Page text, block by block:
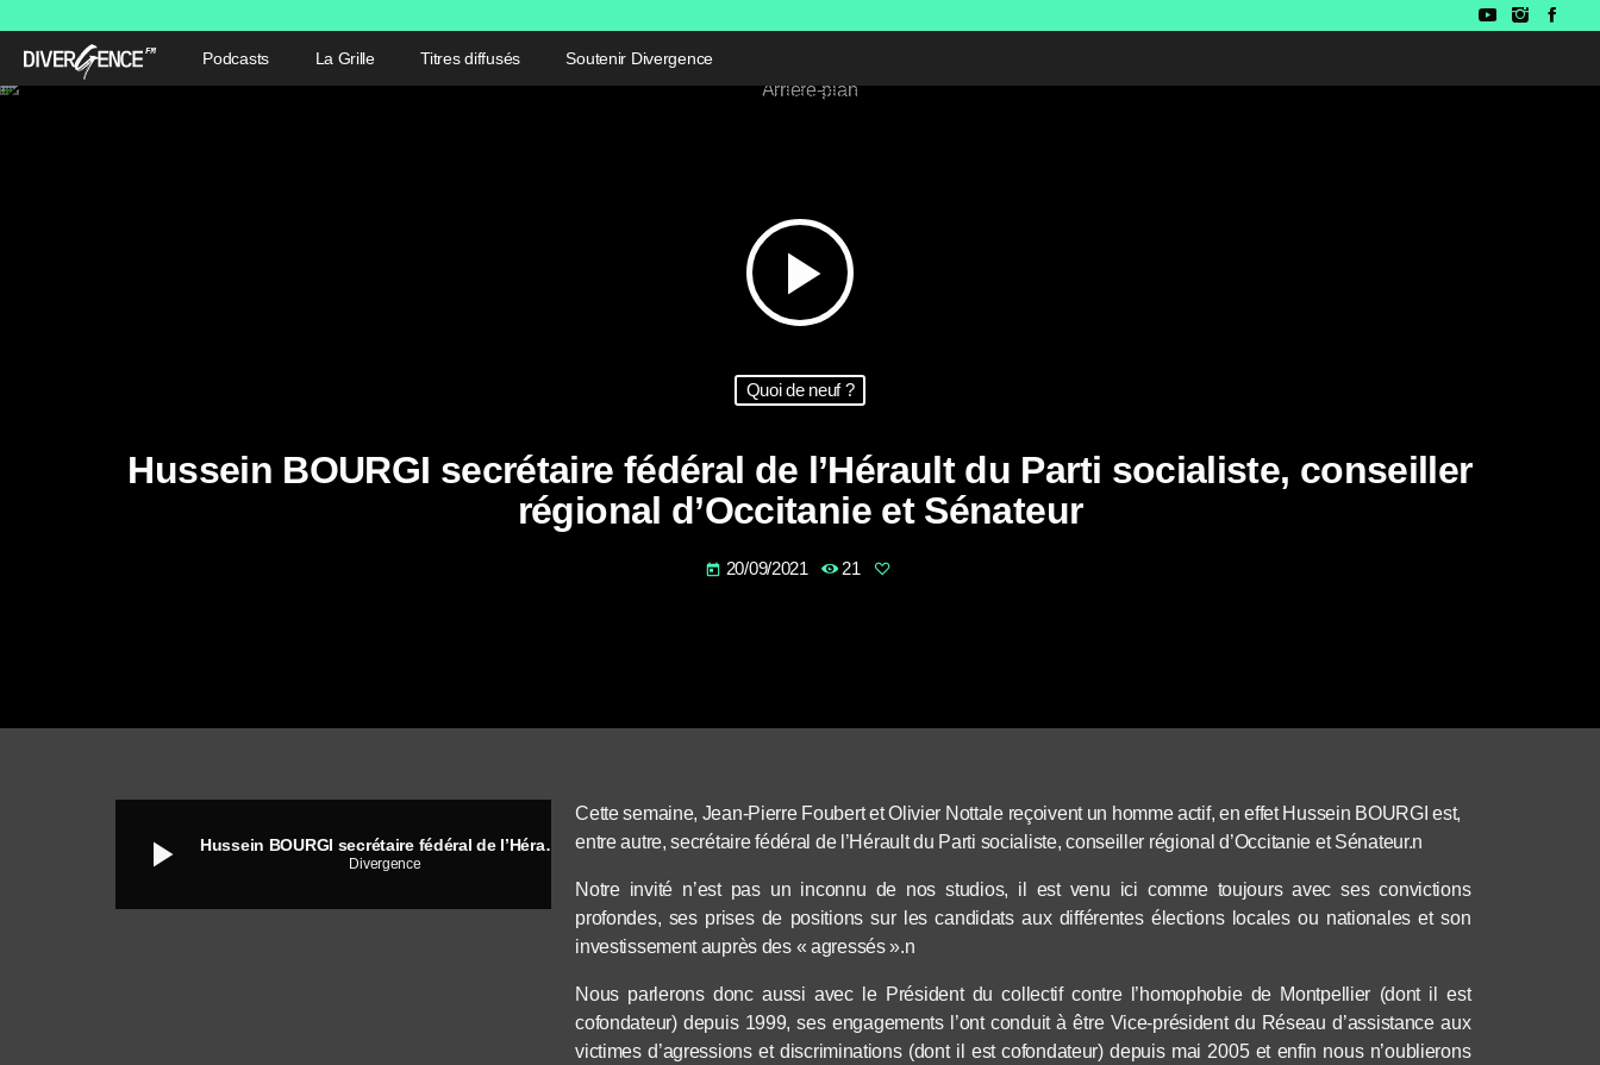
Podcasts La Grille Titres diffusés Soutenir Divergence
play_arrow
Quoi de neuf ?
Hussein BOURGI secrétaire fédéral de l’Hérault du Parti socialiste, conseiller
régional d’Occitanie et Sénateur
today 20/09/2021 21
play_arrow Hussein BOURGI secrétaire fédéral de l’Hérault du Parti socialiste, conseiller régional d’Occitanie et Sénateur
Divergence
Cette semaine, Jean-Pierre Foubert et Olivier Nottale reçoivent un homme actif, en effet Hussein BOURGI est,
entre autre, secrétaire fédéral de l’Hérault du Parti socialiste, conseiller régional d’Occitanie et Sénateur.n
Notre invité n’est pas un inconnu de nos studios, il est venu ici comme toujours avec ses convictions
profondes, ses prises de positions sur les candidats aux différentes élections locales ou nationales et son
investissement auprès des « agressés ».n
Nous parlerons donc aussi avec le Président du collectif contre l’homophobie de Montpellier (dont il est
cofondateur) depuis 1999, ses engagements l’ont conduit à être Vice-président du Réseau d’assistance aux
victimes d’agressions et discriminations (dont il est cofondateur) depuis mai 2005 et enfin nous n’oublierons